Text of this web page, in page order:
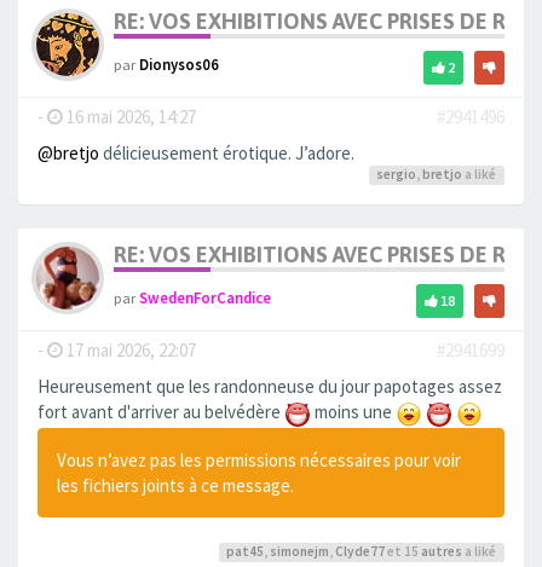
RE: VOS EXHIBITIONS AVEC PRISES DE
parDionysos06 2
- 16 mai 2026, 14:27
#2941496
@bretjo délicieusement érotique. J’adore.
sergio, bretjo a liké
RE: VOS EXHIBITIONS AVEC PRISES DE
parSwedenForCandice 18
- 17 mai 2026, 22:07
#2941699
Heureusement que les randonneuse du jour papotages assez
fort avant d'arriver au belvédère
moins une
Vous n’avez pas les permissions nécessaires pour voir
les fichiers joints à ce message.
pat45, simonejm, Clyde77et 15 autres a liké